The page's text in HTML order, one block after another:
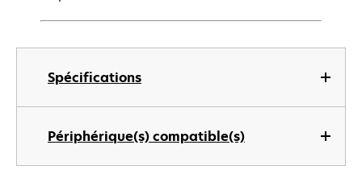
Spécifications
Périphérique(s) compatible(s)